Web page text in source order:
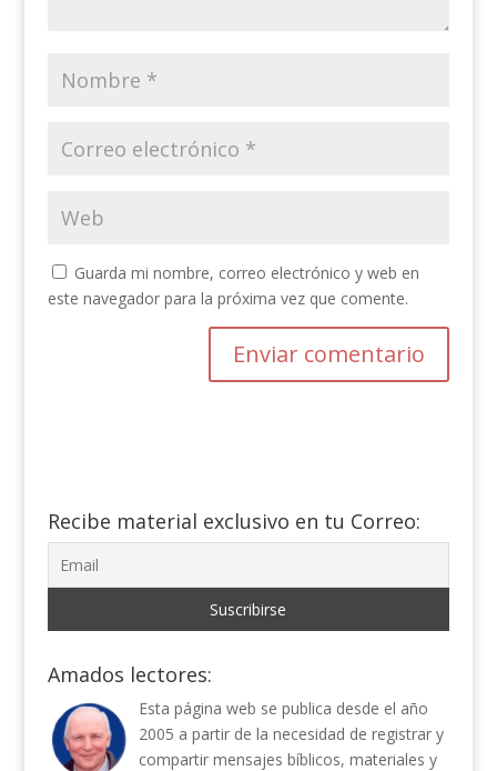
Guarda mi nombre, correo electrónico y web en
este navegador para la próxima vez que comente.
Recibe material exclusivo en tu Correo:
Amados lectores:
Esta página web se publica desde el año
2005 a partir de la necesidad de registrar y
compartir mensajes bíblicos, materiales y